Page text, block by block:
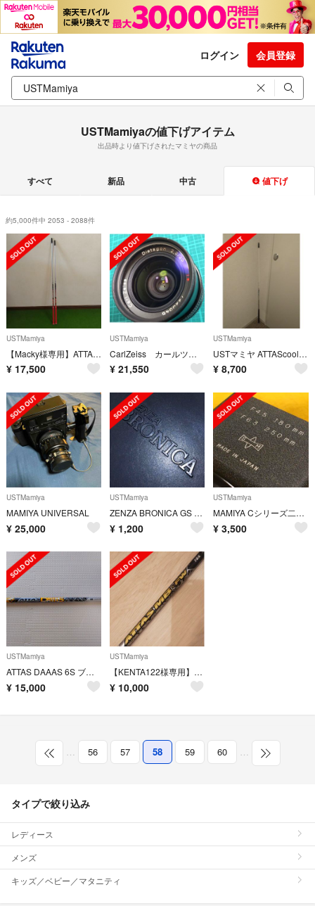
ログイン 会員登録
USTMamiyaの値下げアイテム
出品時より値下げされたマミヤの商品
すべて 新品 中古 値下げ
約5,000件中 2053 - 2088件
USTMamiya
【Macky様専用】ATTAS 11 FW用2本セット 5 S TM用スリーブ
¥ 17,500
USTMamiya
CarlZeiss カールツァイス レンズ Distagon 2.8/25
¥ 21,550
USTMamiya
USTマミヤ ATTAScool アッタスクール5R ピンG400対応スリーブ
¥ 8,700
USTMamiya
MAMIYA UNIVERSAL
¥ 25,000
USTMamiya
ZENZA BRONICA GS 純正 ボディキャップ
¥ 1,200
USTMamiya
MAMIYA Cシリーズ二眼レフ 180-250mm マミヤC 角型メタルフード
¥ 3,500
USTMamiya
ATTAS DAAAS 6S ブリジストンドライバー用スリーブ付
¥ 15,000
USTMamiya
【KENTA122様専用】マミヤアッタスMB-FW 75X 1015mm
¥ 10,000
… 56 57 58 59 60 …
タイプで絞り込み
レディース
メンズ
キッズ／ベビー／マタニティ